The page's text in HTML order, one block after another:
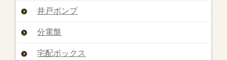
井戸ポンプ
分電盤
宅配ボックス